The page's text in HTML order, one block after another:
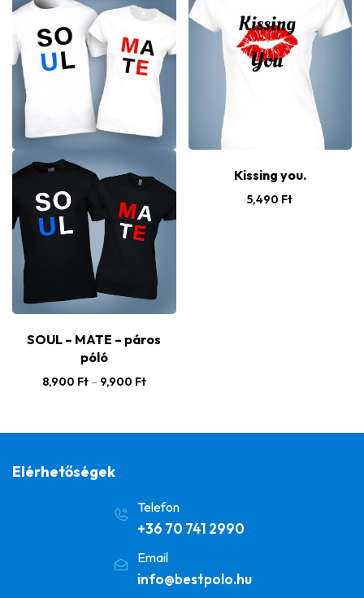
SOUL – MATE – páros
póló
8,900 Ft – 9,900 Ft
Kissing you.
5,490 Ft
Elérhetőségek
Telefon
+36 70 741 2990
Email
info@bestpolo.hu